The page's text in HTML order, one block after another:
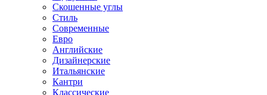
Скошенные углы
Стиль
Современные
Евро
Английские
Дизайнерские
Итальянские
Кантри
Классические